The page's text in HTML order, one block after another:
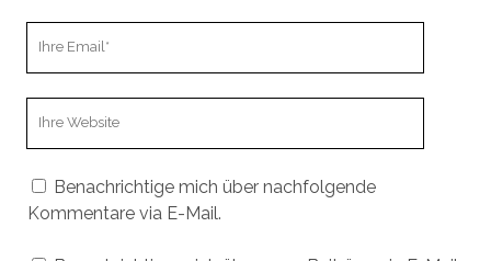
Benachrichtige mich über nachfolgende
Kommentare via E-Mail.